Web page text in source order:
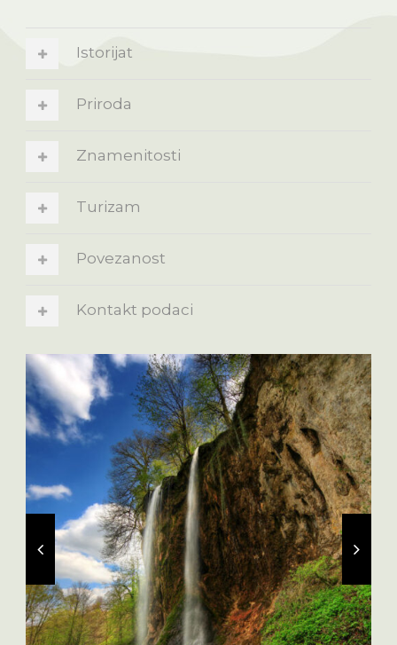
Istorijat
Priroda
Znamenitosti
Turizam
Povezanost
Kontakt podaci